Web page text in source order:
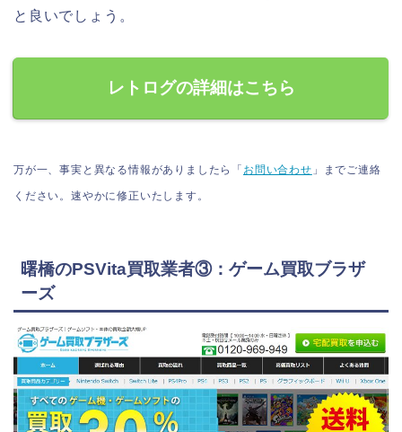
と良いでしょう。
レトログの詳細はこちら
万が一、事実と異なる情報がありましたら「 お問い合わせ 」までご連絡
ください。速やかに修正いたします。
曙橋のPSVita買取業者③：ゲーム買取ブラザ
ーズ